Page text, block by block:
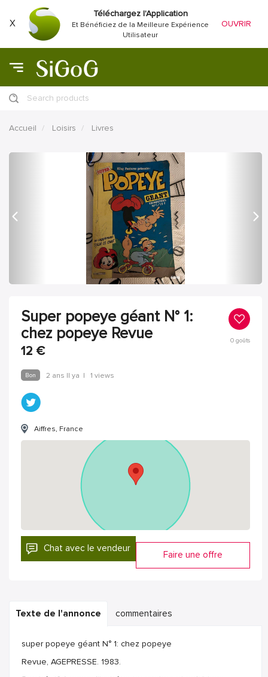
X
Téléchargez l'Application
Et Bénéficiez de la Meilleure Expérience
Utilisateur
OUVRIR
Search products
Accueil Loisirs Livres
Super popeye géant N° 1:
chez popeye Revue
12 €
0goûts
Bon 2 ans Il ya | 1 views
Aiffres, France
Chat avec le vendeur
Faire une offre
Texte de l'annonce commentaires
super popeye géant N° 1: chez popeye
Revue, AGEPRESSE. 1983.